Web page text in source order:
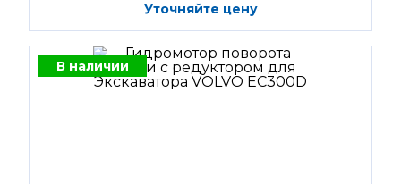
Уточняйте цену
В наличии